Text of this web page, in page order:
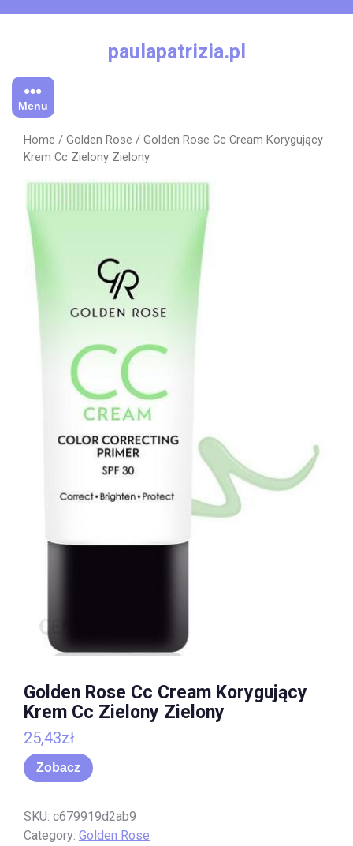
paulapatrizia.pl
Menu
Home / Golden Rose / Golden Rose Cc Cream Korygujący
Krem Cc Zielony Zielony
Golden Rose Cc Cream Korygujący
Krem Cc Zielony Zielony
25,43zł
Zobacz
SKU: c679919d2ab9
Category: Golden Rose